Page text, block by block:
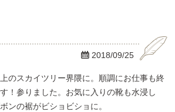
 2018/09/25
のスカイツリー界隈に。順調にお仕事も終
！参りました。お気に入りの靴も水浸し
ンの裾がビショビショに。